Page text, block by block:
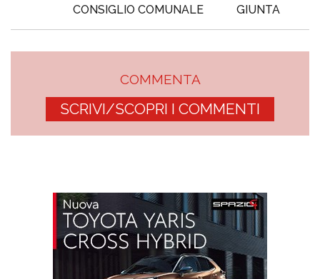
CONSIGLIO COMUNALE
GIUNTA
COMMENTA
SCRIVI/SCOPRI I COMMENTI